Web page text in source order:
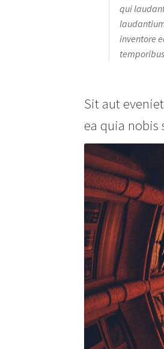
qui
inventore
Sit aut
ea quia